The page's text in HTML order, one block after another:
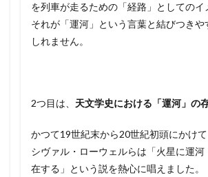
を列車が走るための「経路」としてのイ
それが「運河」という言葉と結びつきや
しれません。
2つ目は、 天文学史における「運河」の
かつて19世紀末から20世紀初頭にかけ
シヴァル・ローウェルらは「火星に運河
在する」という説を熱心に唱えました。